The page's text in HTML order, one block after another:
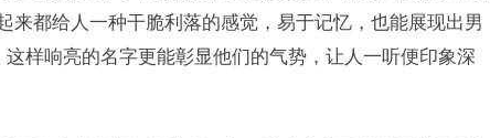
来都给人一种干脆利落的感觉，易于记忆，也能展现出男
样响亮的名字更能彰显他们的气势，让人一听便印象深